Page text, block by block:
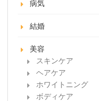
病気
結婚
美容
スキンケア
ヘアケア
ホワイトニング
ボディケア